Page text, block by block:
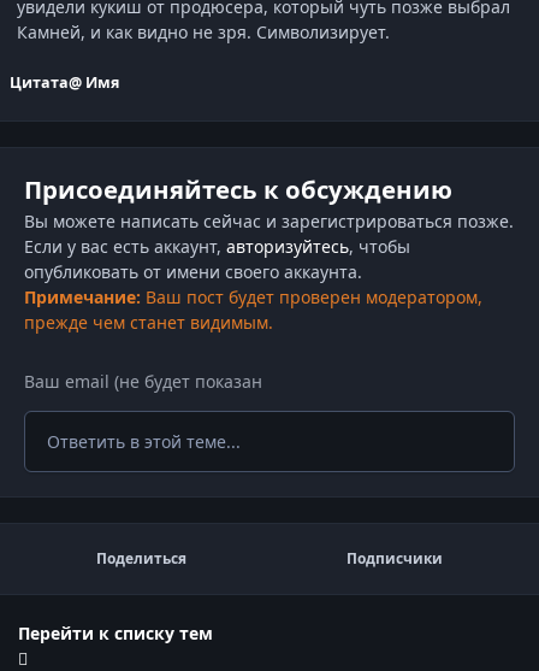
увидели кукиш от продюсера, который чуть позже выбрал
Камней, и как видно не зря. Символизирует.
Цитата@ Имя
Присоединяйтесь к обсуждению
Вы можете написать сейчас и зарегистрироваться позже.
Если у вас есть аккаунт, авторизуйтесь, чтобы
опубликовать от имени своего аккаунта.
Примечание: Ваш пост будет проверен модератором,
прежде чем станет видимым.
Ответить в этой теме...
Поделиться Подписчики
Перейти к списку тем